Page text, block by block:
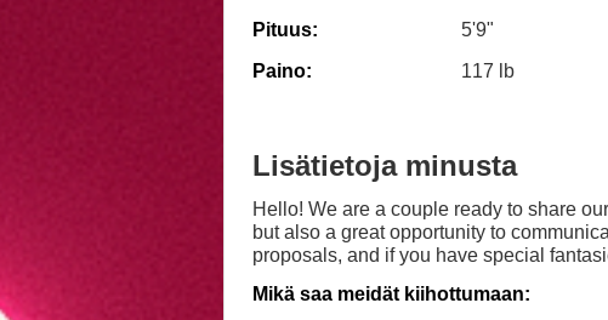
Pituus:
5'9"
Paino:
117 lb
Lisätietoja minusta
Hello! We are a couple ready to share
but also a great opportunity to
proposals, and if you have special
Mikä saa meidät kiihottumaan: